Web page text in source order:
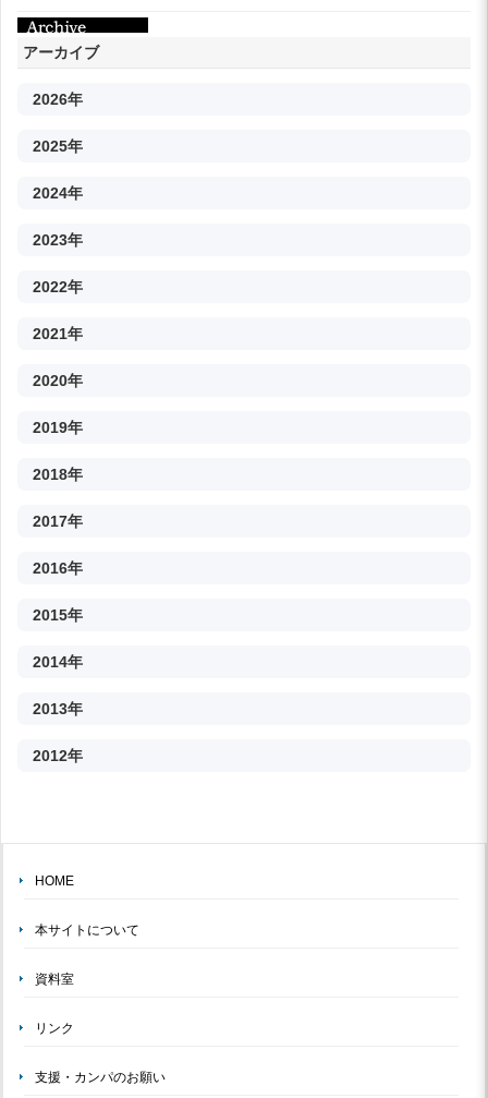
アーカイブ
2026年
2025年
2024年
2023年
2022年
2021年
2020年
2019年
2018年
2017年
2016年
2015年
2014年
2013年
2012年
HOME
本サイトについて
資料室
リンク
支援・カンパのお願い